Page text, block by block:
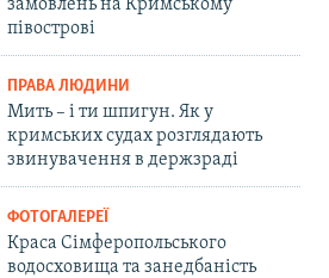
замовлень на Кримському
півострові
ПРАВА ЛЮДИНИ
Мить – і ти шпигун. Як у
кримських судах розглядають
звинувачення в держзраді
ФОТОГАЛЕРЕЇ
Краса Сімферопольського
водосховища та занедбаність